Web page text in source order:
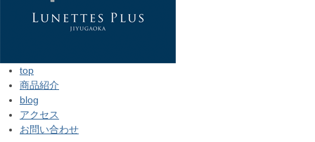
top
商品紹介
blog
アクセス
お問い合わせ